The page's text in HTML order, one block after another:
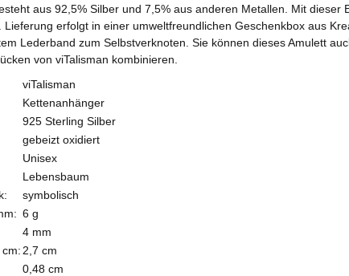
aus 92,5% Silber und 7,5% aus anderen Metallen. Mit dieser
Lieferung erfolgt in einer umweltfreundlichen Geschenkbox aus
Lederband zum Selbstverknoten. Sie können dieses Amulett
von viTalisman kombinieren.
viTalisman
Kettenanhänger
925 Sterling Silber
gebeizt oxidiert
Unisex
Lebensbaum
symbolisch
6 g
4 mm
2,7 cm
0,48 cm